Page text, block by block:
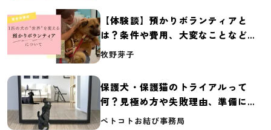
【体験談】預かりボランティアと
は？条件や費用、大変なことなど紹
介
牧野芽子
保護犬・保護猫のトライアルって
何？見極め方や失敗理由、準備に必
要なものを紹介
ペトコトお結び事務局